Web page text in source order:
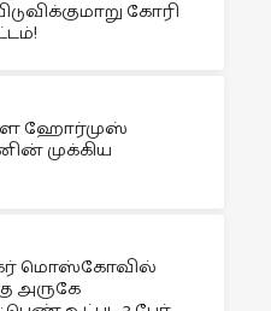
கோரி
ஹோர்முஸ்
முக்கிய
மொஸ்கோவில்
அருகே